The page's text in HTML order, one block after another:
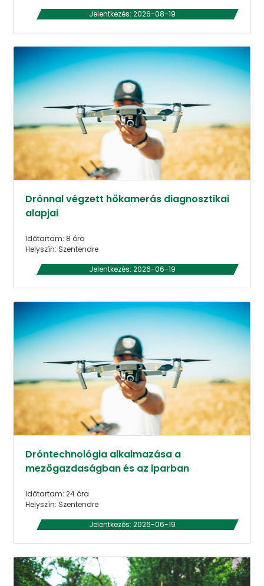
Jelentkezés: 2026-08-19
Drónnal végzett hőkamerás diagnosztikai
alapjai
Időtartam: 8 óra
Helyszín: Szentendre
Jelentkezés: 2026-06-19
Dróntechnológia alkalmazása a
mezőgazdaságban és az iparban
Időtartam: 24 óra
Helyszín: Szentendre
Jelentkezés: 2026-06-19